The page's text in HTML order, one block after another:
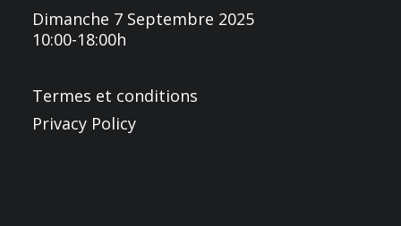
Dimanche 7 Septembre 2025
10:00-18:00h
Termes et conditions
Privacy Policy